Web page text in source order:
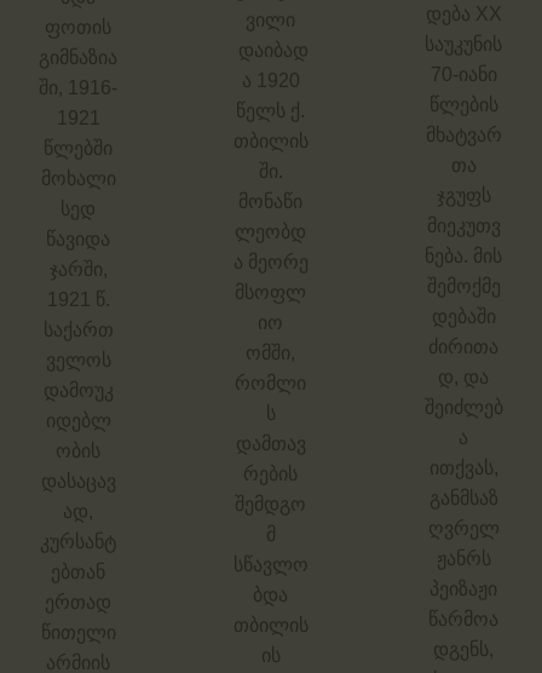
ფოთის
გიმნაზია
ში, 1916-
1921
წლებში
მოხალი
სედ
წავიდა
ჯარში,
1921 წ.
საქართ
ველოს
დამოუკ
იდებლ
ობის
დასაცავ
ად,
კურსანტ
ებთან
ერთად
წითელი
არმიის
ვილი
დაიბად
ა 1920
წელს ქ.
თბილის
ში.
მონაწი
ლეობდ
ა მეორე
მსოფლ
იო
ომში,
რომლი
ს
დამთავ
რების
შემდგო
მ
სწავლო
ბდა
თბილის
ის
დება XX
საუკუნის
70-იანი
წლების
მხატვარ
თა
ჯგუფს
მიეკუთვ
ნება. მის
შემოქმე
დებაში
ძირითა
დ, და
შეიძლებ
ა
ითქვას,
განმსაზ
ღვრელ
ჟანრს
პეიზაჟი
წარმოა
დგენს,